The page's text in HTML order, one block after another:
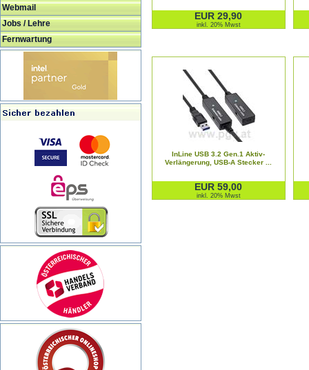
Webmail
Jobs / Lehre
Fernwartung
EUR 29,90
inkl. 20% Mwst
InLine USB 3.2 Gen.1 Aktiv-
Verlängerung, USB-A Stecker ...
EUR 59,00
inkl. 20% Mwst